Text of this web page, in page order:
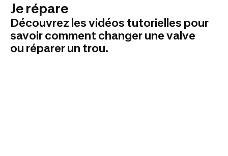
Je répare
Découvrez les vidéos tutorielles pour
savoir comment changer une valve
ou réparer un trou.